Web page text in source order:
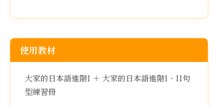
使用教材
大家的日本語進階I ＋ 大家的日本語進階I、II句
型練習冊